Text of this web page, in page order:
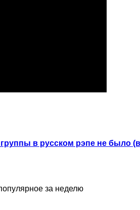
в русском рэпе не было
за неделю